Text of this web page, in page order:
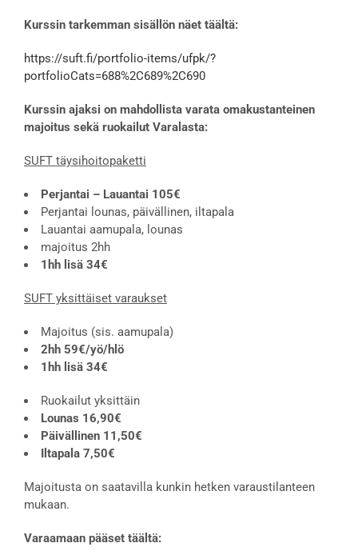
Kurssin tarkemman sisällön näet täältä:
https://suft.fi/portfolio-items/ufpk/?
portfolioCats=688%2C689%2C690
Kurssin ajaksi on mahdollista varata omakustanteinen
majoitus sekä ruokailut Varalasta:
SUFT täysihoitopaketti
Perjantai – Lauantai 105€
Perjantai lounas, päivällinen, iltapala
Lauantai aamupala, lounas
majoitus 2hh
1hh lisä 34€
SUFT yksittäiset varaukset
Majoitus (sis. aamupala)
2hh 59€/yö/hlö
1hh lisä 34€
Ruokailut yksittäin
Lounas 16,90€
Päivällinen 11,50€
Iltapala 7,50€
Majoitusta on saatavilla kunkin hetken varaustilanteen
mukaan.
Varaamaan pääset täältä: